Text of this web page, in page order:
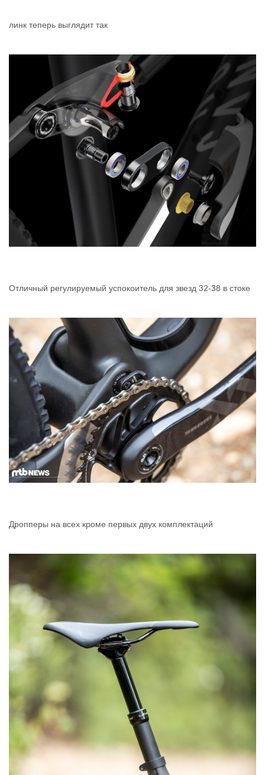
линк теперь выглядит так
Отличный регулируемый успокоитель для звезд 32-38 в стоке
Дропперы на всех кроме первых двух комплектаций